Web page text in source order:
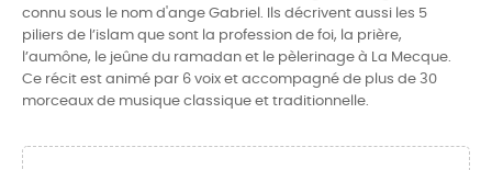
connu sous le nom d'ange Gabriel. Ils décrivent aussi les 5
piliers de l’islam que sont la profession de foi, la prière,
l’aumône, le jeûne du ramadan et le pèlerinage à La Mecque.
Ce récit est animé par 6 voix et accompagné de plus de 30
morceaux de musique classique et traditionnelle.